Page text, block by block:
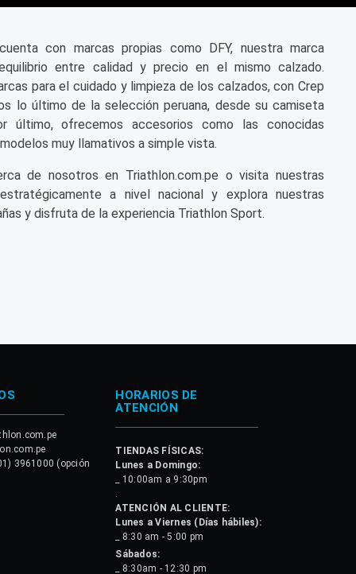
con marcas propias como DFY, nuestra marca
entre calidad y precio en el mismo calzado.
para el cuidado y limpieza de los calzados, con Crep
lo último de la selección peruana, desde su camiseta
último, ofrecemos accesorios como las conocidas
muy llamativos a simple vista.
de nosotros en Triathlon.com.pe o visita nuestras
a nivel nacional y explora nuestras
y disfruta de la experiencia Triathlon Sport.
3961000 (opción
HORARIOS DE
ATENCIÓN
TIENDAS FÍSICAS:
Lunes a Domingo:
_ 10:00am a 9:30pm
ATENCIÓN AL CLIENTE:
Lunes a Viernes (Días hábiles):
_ 8:30 am - 5:00 pm
Sábados:
_ 8:30am - 12:30 pm